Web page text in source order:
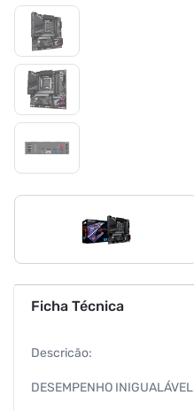
Ficha Técnica
Descricão:
DESEMPENHO INIGUALÁVEL